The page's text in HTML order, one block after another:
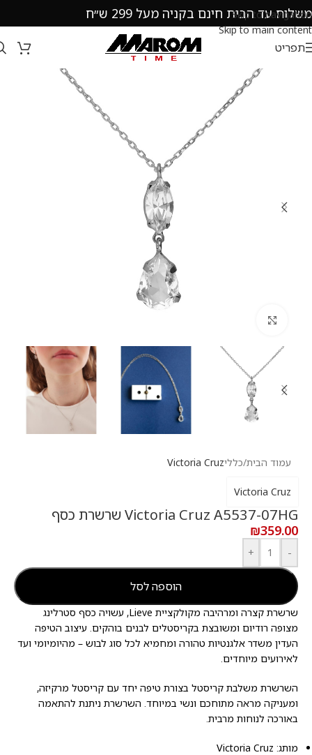
Skip to navigation
Skip to main content
משלוח עד הבית חינם בקניה מעל 299 ש״ח
תפריט
עמוד הבית/כלליVictoria Cruz
Victoria Cruz A5537-07HG שרשרת כסף
Victoria Cruz
₪359.00
-
+
הוספה לסל
שרשרת קצרה ומרהיבה מקולקציית Lieve, עשויה כסף סטרלינג
מצופה רודיום ומשובצת בקריסטלים לבנים בוהקים. עיצוב הטיפה
העדין משדר אלגנטיות טהורה ומחמיא לכל סוג לבוש – מהיומיומי ועד
לאירועים מיוחדים.
השרשרת משלבת קריסטל בצורת טיפה יחד עם קריסטל מרקיזה,
ומעניקה מראה מתוחכם ונשי במיוחד. השרשרת ניתנת להתאמה
באורכה לנוחות מרבית.
מותג: Victoria Cruz